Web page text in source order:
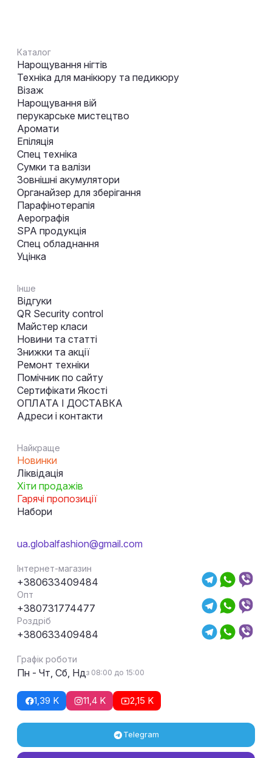
Каталог
Нарощування нігтів
Техніка для манікюру та педикюру
Візаж
Нарощування вій
перукарське мистецтво
Аромати
Епіляція
Спец техніка
Сумки та валізи
Зовнішні акумулятори
Органайзер для зберігання
Парафінотерапія
Аерографія
SPA продукція
Спец обладнання
Уцінка
Інше
Відгуки
QR Security control
Майстер класи
Новини та статті
Знижки та акції
Ремонт техніки
Помічник по сайту
Сертифікати Якості
ОПЛАТА І ДОСТАВКА
Адреси і контакти
Найкраще
Новинки
Ліквідація
Хіти продажів
Гарячі пропозиції
Набори
ua.globalfashion@gmail.com
Інтернет-магазин
+380633409484
Опт
+380731774477
Роздріб
+380633409484
Графік роботи
Пн - Чт, Сб, Ндз 08:00 до 15:00
1,39 K 11,4 K 2,15 K
Telegram